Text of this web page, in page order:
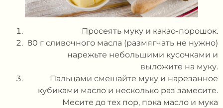
Просеять муку и какао-порошок.
80 г сливочного масла (размягчать не нужно)
нарежьте небольшими кусочками и
выложите на муку.
Пальцами смешайте муку и нарезанное
кубиками масло и несколько раз замесите.
Месите до тех пор, пока масло и мука